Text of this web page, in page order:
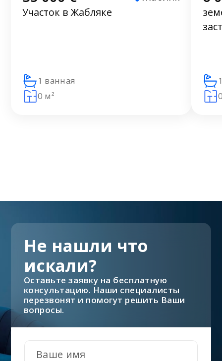
Участок в Жабляке
1 ванная
0 м²
Не нашли что
искали?
Оставьте заявку на бесплатную
консультацию. Наши специалисты
перезвонят и помогут решить Ваши
вопросы.